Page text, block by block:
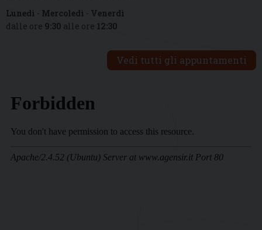
Lunedì - Mercoledì - Venerdì
dalle ore 9:30 alle ore 12:30
Vedi tutti gli appuntamenti